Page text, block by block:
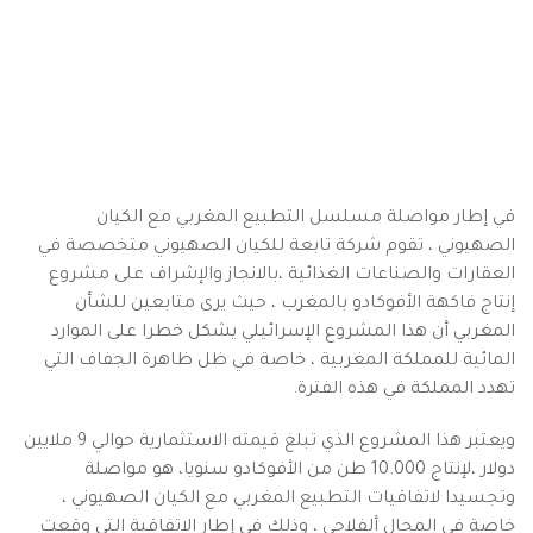
في إطار مواصلة مسلسل التطبيع المغربي مع الكيان
الصهيوني ، تقوم شركة تابعة للكيان الصهيوني متخصصة في
العقارات والصناعات الغذائية ،بالانجاز والإشراف على مشروع
إنتاج فاكهة الأفوكادو بالمغرب ، حيث يرى متابعين للشأن
المغربي أن هذا المشروع الإسرائيلي يشكل خطرا على الموارد
المائية للمملكة المغربية ، خاصة في ظل ظاهرة الجفاف التي
تهدد المملكة في هذه الفترة.
ويعتبر هذا المشروع الذي تبلغ قيمته الاستثمارية حوالي 9 ملايين
دولار ،لإنتاج 10.000 طن من الأفوكادو سنويا، هو مواصلة
وتجسيدا لاتفاقيات التطبيع المغربي مع الكيان الصهيوني ،
خاصة في المجال ألفلاحي ، وذلك في إطار الاتفاقية التي وقعت